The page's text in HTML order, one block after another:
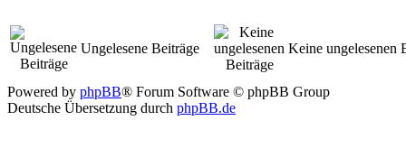
Ungelesene Beiträge Keine ungelesenen
Powered by phpBB® Forum Software © phpBB Group
Deutsche Übersetzung durch phpBB.de